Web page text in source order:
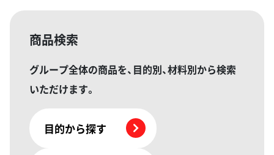
商品検索
グループ全体の商品を、目的別、材料別から検索
いただけます。
目的から探す